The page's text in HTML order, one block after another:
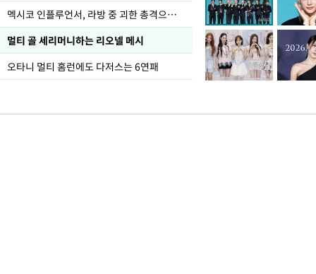
멕시코 인플루언서, 라방 중 괴한 총격으로 사망
멀티 골 세리머니하는 리오넬 메시
오타니 멀티 홈런에도 다저스는 6연패